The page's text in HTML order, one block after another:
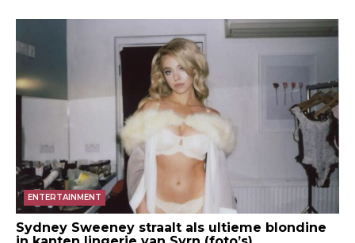
ENTERTAINMENT
Sydney Sweeney straalt als ultieme blondine